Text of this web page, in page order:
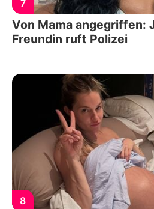
7
Von Mama angegriffen:
Freundin ruft Polizei
8